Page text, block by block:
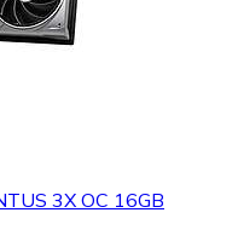
3X OC 16GB